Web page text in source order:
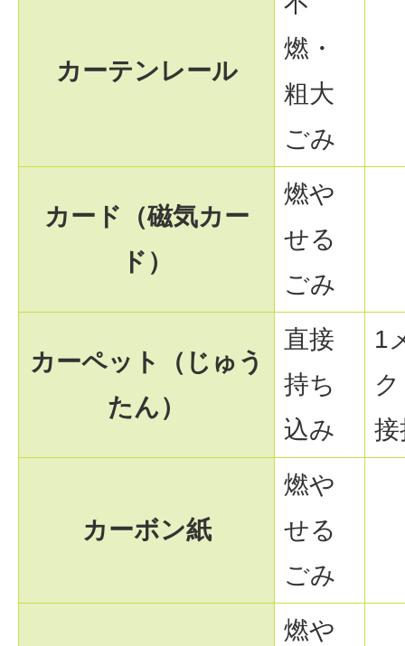
カーテンレール
燃・
粗大
ごみ
カード（磁気カー
ド）
燃や
せる
ごみ
カーペット（じゅう
たん）
直接
持ち
込み
1
カーボン紙
燃や
せる
ごみ
燃や